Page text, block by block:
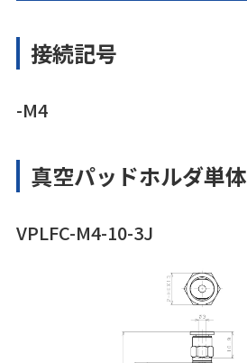
接続記号
-M4
真空パッドホルダ単体
VPLFC-M4-10-3J